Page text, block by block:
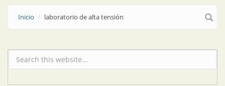
Inicio laboratorio de alta tensión
Formulario de búsqueda